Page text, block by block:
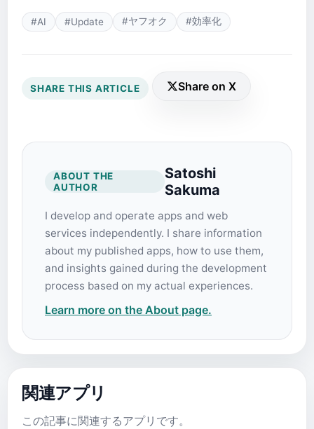
#AI #Update #ヤフオク #効率化
SHARE THIS ARTICLE Share on X
ABOUT THE
AUTHOR
Satoshi
Sakuma
I develop and operate apps and web
services independently. I share information
about my published apps, how to use them,
and insights gained during the development
process based on my actual experiences.
Learn more on the About page.
関連アプリ
この記事に関連するアプリです。